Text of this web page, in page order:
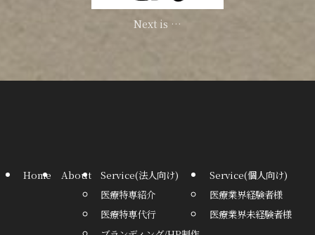
Next is …
Home About
Service(法人向け)
医療特専紹介
医療特専代行
Service(個人向け)
医療業界経験者様
医療業界未経験者様